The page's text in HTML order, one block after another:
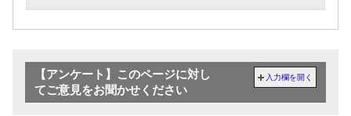
【アンケート】このページに対し
てご意見をお聞かせください
入力欄を開く